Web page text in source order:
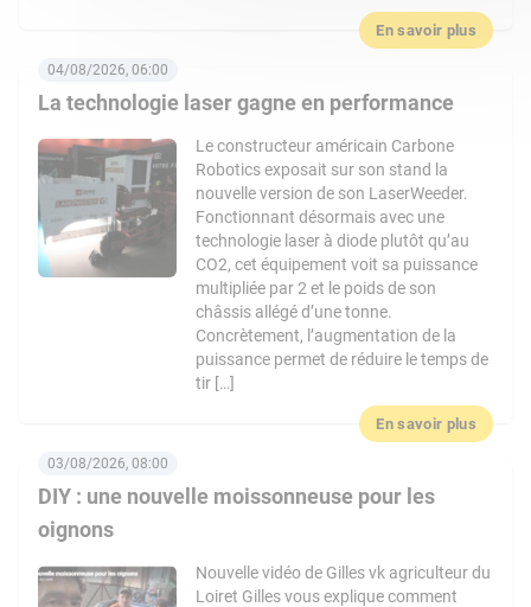
En savoir plus
La technologie laser gagne en performance
04/08/2026, 06:00
Le constructeur américain Carbone
Robotics exposait sur son stand la
nouvelle version de son LaserWeeder.
Fonctionnant désormais avec une
technologie laser à diode plutôt qu’au
CO2, cet équipement voit sa puissance
multipliée par 2 et le poids de son
châssis allégé d’une tonne.
Concrètement, l’augmentation de la
puissance permet de réduire le temps de
tir […]
En savoir plus
DIY : une nouvelle moissonneuse pour les
oignons
03/08/2026, 08:00
Nouvelle vidéo de Gilles vk agriculteur du
Loiret Gilles vous explique comment